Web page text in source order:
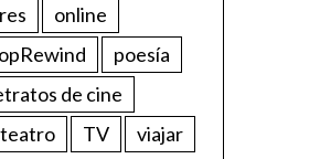
online
poesía
de cine
teatro TV
viajar